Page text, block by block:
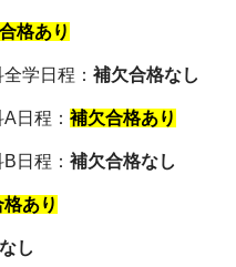
格あり
学日程： 補欠合格なし
日程： 補欠合格あり
日程： 補欠合格なし
あり
し